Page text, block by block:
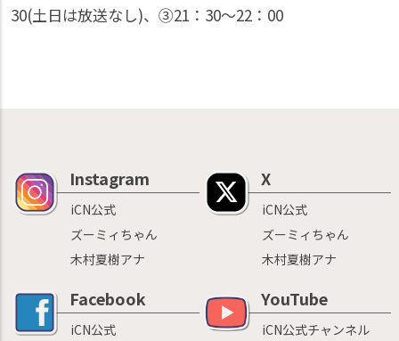
30(土日は放送なし)、③21：30〜22：00
Instagram
iCN公式
ズーミィちゃん
木村夏樹アナ
X
iCN公式
ズーミィちゃん
木村夏樹アナ
Facebook
iCN公式
YouTube
iCN公式チャンネル